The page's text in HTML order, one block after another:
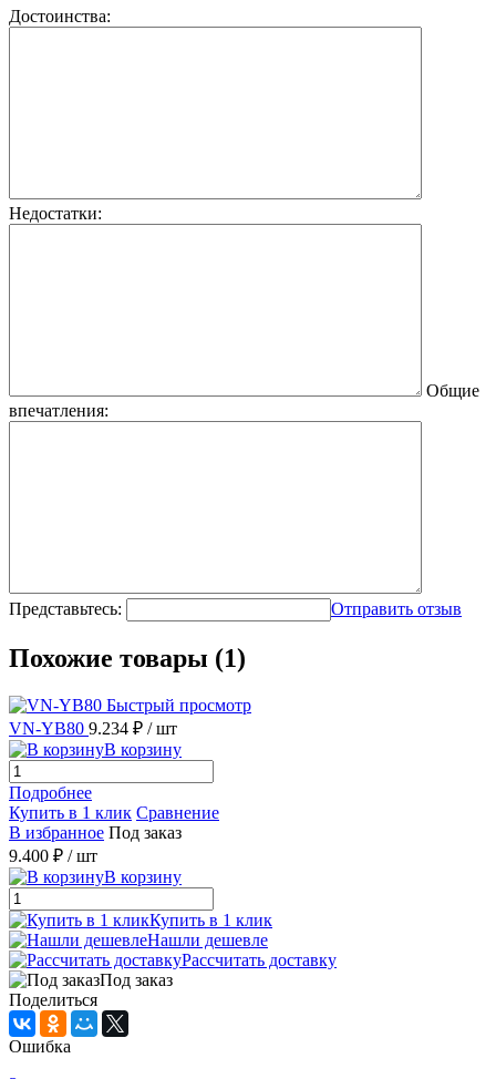
Достоинства:
Недостатки:
Общие
впечатления:
Представьтесь: Отправить отзыв
Похожие товары (1)
Быстрый просмотр
VN-YB80 9.234 ₽ / шт
В корзину
Подробнее
Купить в 1 клик Сравнение
В избранное Под заказ
9.400 ₽ / шт
В корзину
Купить в 1 клик
Нашли дешевле
Рассчитать доставку
Под заказ
Поделиться
Ошибка